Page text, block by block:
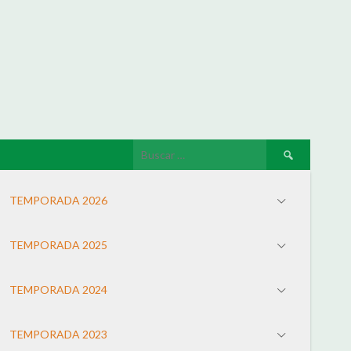
TEMPORADA 2026
TEMPORADA 2025
TEMPORADA 2024
TEMPORADA 2023